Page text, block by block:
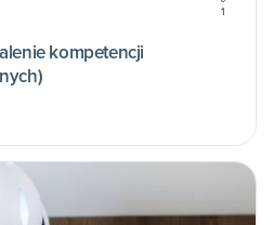
1
kompetencji